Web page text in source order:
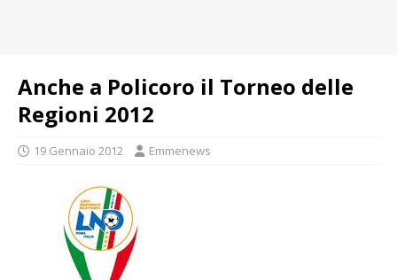
Anche a Policoro il Torneo delle
Regioni 2012
19 Gennaio 2012 Emmenews